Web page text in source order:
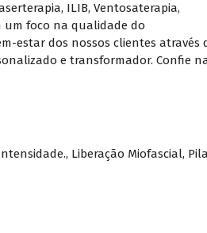
ILIB, Ventosaterapia,
um foco na qualidade do
estar dos nossos clientes através
e transformador. Confie
, Liberação Miofascial,